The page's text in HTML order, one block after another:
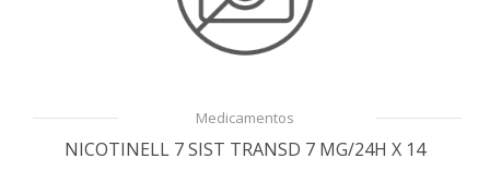
Medicamentos
NICOTINELL 7 SIST TRANSD 7 MG/24H X 14